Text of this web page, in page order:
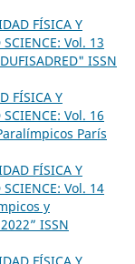
FÍSICA Y
Vol. 13
ISSN
FÍSICA Y
Vol. 16
París
FÍSICA Y
Vol. 14
y
ISSN